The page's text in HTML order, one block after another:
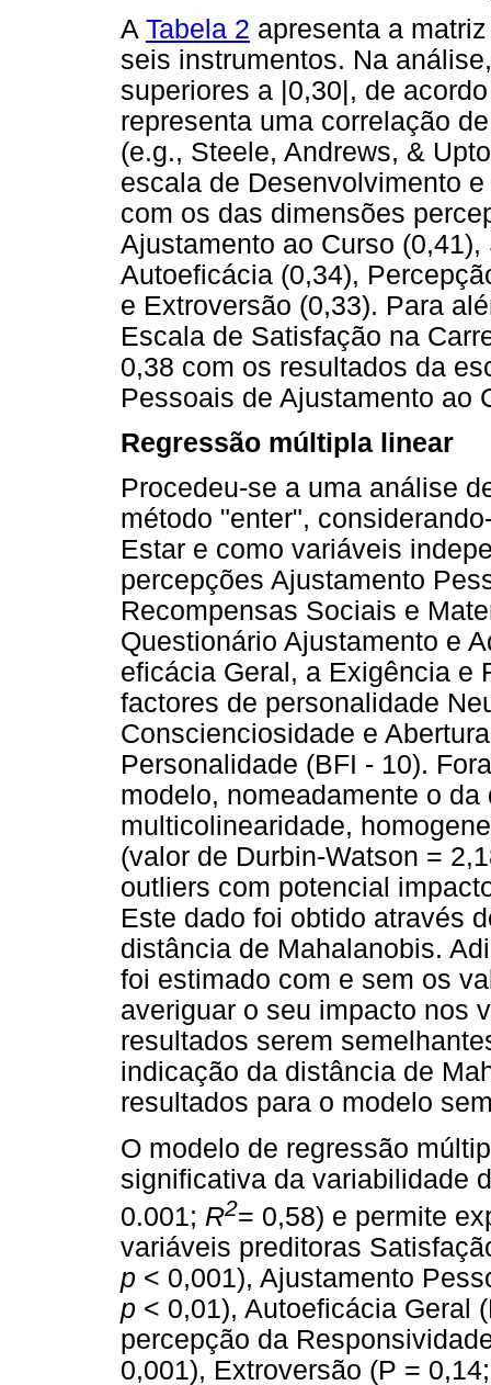
A Tabela 2 apresenta a
seis instrumentos. Na
superiores a |0,30|, de
representa uma correlação
(e.g., Steele, Andrews, &
escala de Desenvolvimento
com os das dimensões
Ajustamento ao Curso
Autoeficácia (0,34),
e Extroversão (0,33). Para
Escala de Satisfação na
0,38 com os resultados da
Pessoais de Ajustamento ao
Regressão múltipla linear
Procedeu-se a uma análise
método "enter",
Estar e como variáveis
percepções Ajustamento
Recompensas Sociais e
Questionário Ajustamento e
eficácia Geral, a Exigência e
factores de personalidade
Conscienciosidade e
Personalidade (BFI - 10).
modelo, nomeadamente o
multicolinearidade,
(valor de Durbin-Watson =
outliers com potencial
Este dado foi obtido através
distância de Mahalanobis.
foi estimado com e sem os
averiguar o seu impacto nos
resultados serem
indicação da distância de
resultados para o modelo
O modelo de regressão
significativa da variabilidade
0.001; R2= 0,58) e permite
variáveis preditoras
p < 0,001), Ajustamento
p < 0,01), Autoeficácia Geral
percepção da
0,001), Extroversão (P =